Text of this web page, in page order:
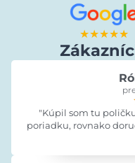
★★★★★
"Kúpil som tu
poriadku, rovnako